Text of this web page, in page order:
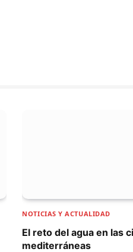
NOTICIAS Y ACTUALIDAD
El reto del agua en las
mediterráneas